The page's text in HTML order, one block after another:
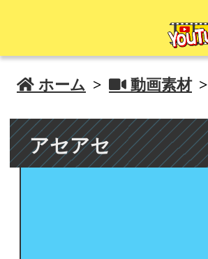
 ホーム >  動画素材 >
アセアセ